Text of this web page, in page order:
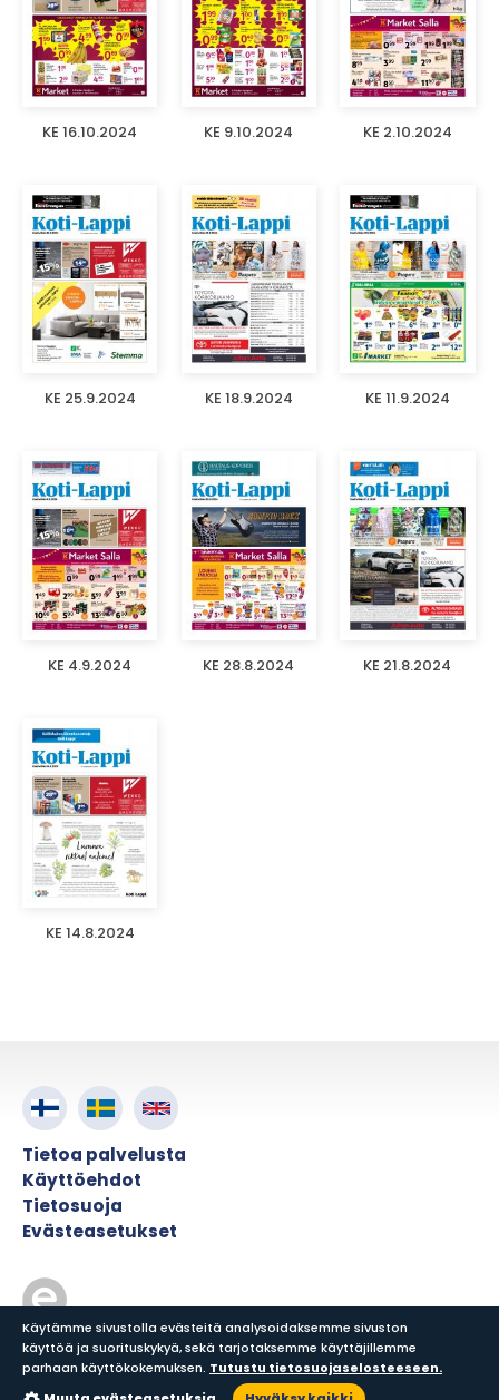
KE 16.10.2024 KE 9.10.2024 KE 2.10.2024
KE 25.9.2024 KE 18.9.2024 KE 11.9.2024
KE 4.9.2024 KE 28.8.2024 KE 21.8.2024
KE 14.8.2024
Tietoa palvelusta
Käyttöehdot
Tietosuoja
Evästeasetukset
© ePress Nordic
Käytämme sivustolla evästeitä analysoidaksemme sivuston
käyttöä ja suorituskykyä, sekä tarjotaksemme käyttäjillemme
parhaan käyttökokemuksen. Tutustu tietosuojaselosteeseen.